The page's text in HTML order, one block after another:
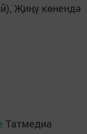
Җиңү көнендә
Татмедиа